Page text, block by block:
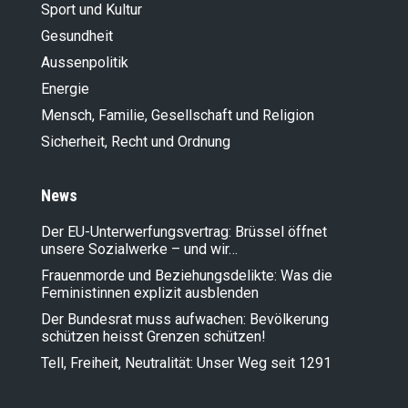
Sport und Kultur
Gesundheit
Aussenpolitik
Energie
Mensch, Familie, Gesellschaft und Religion
Sicherheit, Recht und Ordnung
News
Der EU-Unterwerfungsvertrag: Brüssel öffnet
unsere Sozialwerke – und wir…
Frauenmorde und Beziehungsdelikte: Was die
Feministinnen explizit ausblenden
Der Bundesrat muss aufwachen: Bevölkerung
schützen heisst Grenzen schützen!
Tell, Freiheit, Neutralität: Unser Weg seit 1291